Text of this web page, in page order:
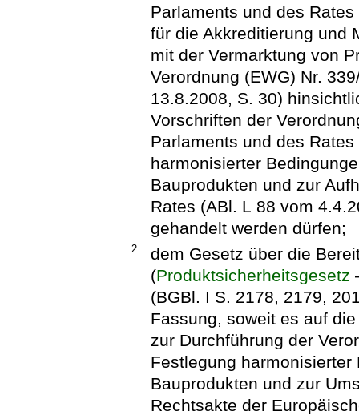
Parlaments und des
für die Akkreditierung und
mit der Vermarktung von
Verordnung (EWG) Nr.
13.8.2008, S. 30)
Vorschriften der
Parlaments und des
harmonisierter
Bauprodukten und zur
Rates (ABl. L 88 vom
gehandelt werden dürfen;
2.
dem Gesetz über die
(Produktsicherheitsgesetz
(BGBl. I S. 2178, 2179,
Fassung, soweit es auf
zur Durchführung der
Festlegung
Bauprodukten und zur
Rechtsakte der